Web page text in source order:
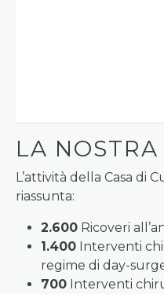
LA
L’attività della Casa di
riassunta:
2.600 Ricoveri
1.400 Interventi
regime di day-
700 Interventi